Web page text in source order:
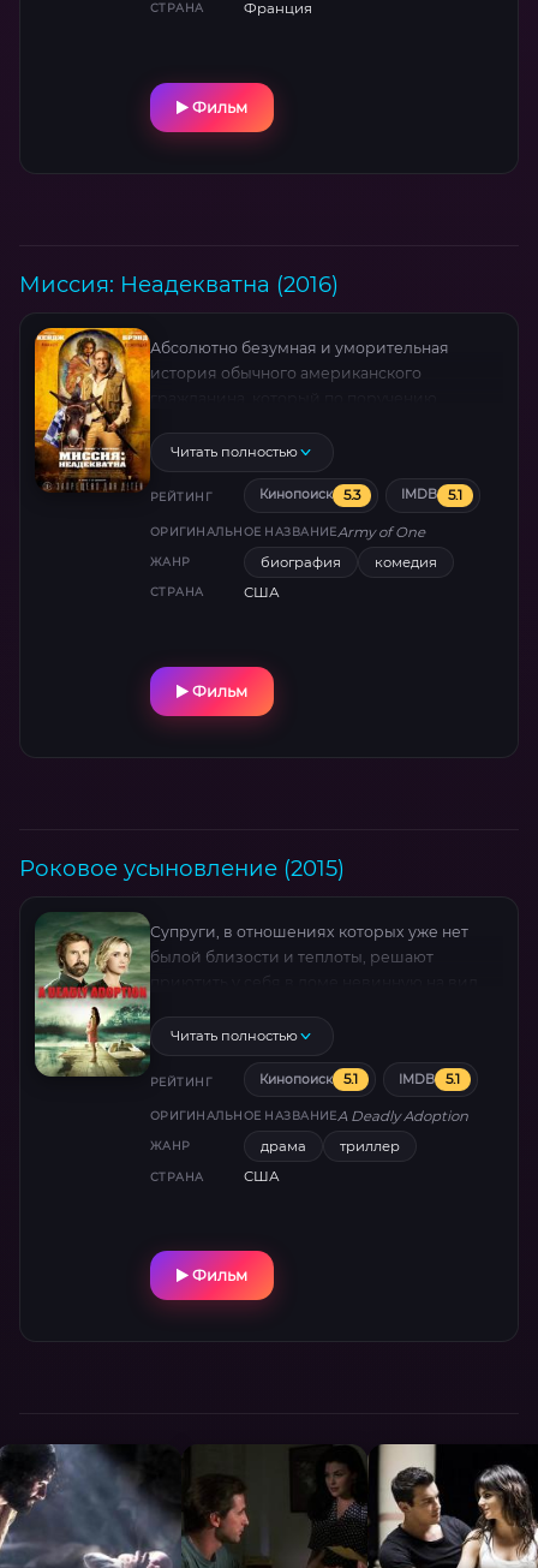
СТРАНА Франция
Фильм
Миссия: Неадекватна (2016)
Абсолютно безумная и уморительная
история обычного американского
Усаму бен Ладена. Когда миру нужен герой,
Гэри спешит на помощь!
Читать полностью
РЕЙТИНГ Кинопоиск 5.3 IMDB 5.1
ОРИГИНАЛЬНОЕ НАЗВАНИЕArmy of One
ЖАНР биография комедия
СТРАНА США
Фильм
Роковое усыновление (2015)
Супруги, в отношениях которых уже нет
былой близости и теплоты, решают
усыновить её будущего ребёнка. Однако, не
всегда о книге можно судить по её
обложке…
Читать полностью
РЕЙТИНГ Кинопоиск 5.1 IMDB 5.1
ОРИГИНАЛЬНОЕ НАЗВАНИЕA Deadly Adoption
ЖАНР драма триллер
СТРАНА США
Фильм